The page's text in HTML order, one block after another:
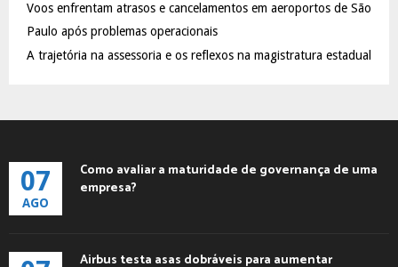
Voos enfrentam atrasos e cancelamentos em aeroportos de São
Paulo após problemas operacionais
A trajetória na assessoria e os reflexos na magistratura estadual
07
AGO
Como avaliar a maturidade de governança de uma
empresa?
Airbus testa asas dobráveis para aumentar